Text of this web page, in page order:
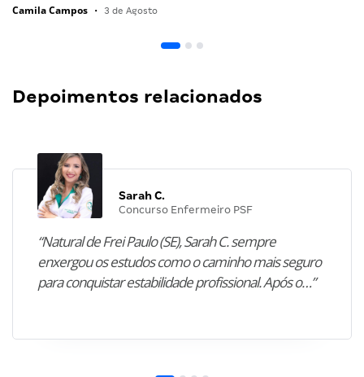
Camila Campos • 3 de Agosto
Depoimentos relacionados
Sarah C.
Concurso Enfermeiro PSF
“Natural de Frei Paulo (SE), Sarah C. sempre
enxergou os estudos como o caminho mais seguro
para conquistar estabilidade profissional. Após o…”